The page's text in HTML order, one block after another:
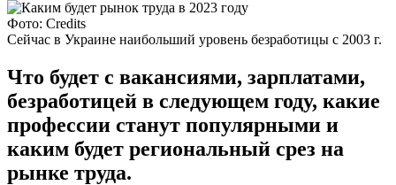
Фото: Credits
Сейчас в Украине наибольший уровень безработицы с 2003 г.
Что будет с вакансиями, зарплатами,
безработицей в следующем году, какие
профессии станут популярными и
каким будет региональный срез на
рынке труда.